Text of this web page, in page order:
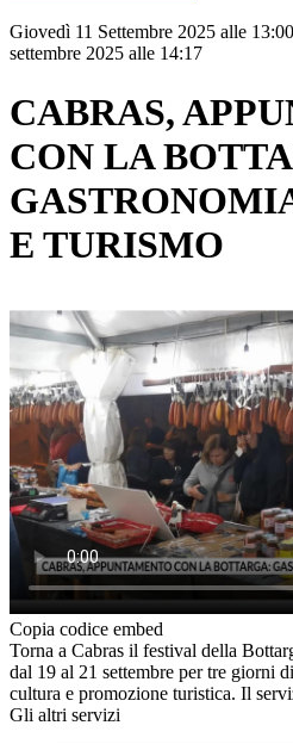
Giovedì 11 Settembre 2025 alle
settembre 2025 alle 14:17
CABRAS,
CON LA
E TURISMO
Copia codice embed
Torna a Cabras il festival della
dal 19 al 21 settembre per tre giorni
cultura e promozione turistica. Il
Gli altri servizi